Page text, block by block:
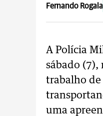
Fernando Rogala
A Polícia
sábado (7),
trabalho de
uma